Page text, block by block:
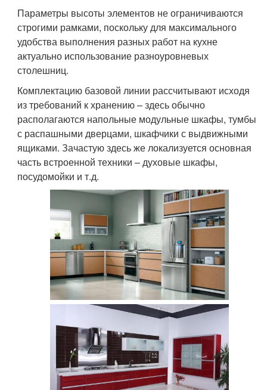
Параметры высоты элементов не ограничиваются
строгими рамками, поскольку для максимального
удобства выполнения разных работ на кухне
актуально использование разноуровневых
столешниц.
Комплектацию базовой линии рассчитывают исходя
из требований к хранению – здесь обычно
располагаются напольные модульные шкафы, тумбы
с распашными дверцами, шкафчики с выдвижными
ящиками. Зачастую здесь же локализуется основная
часть встроенной техники – духовые шкафы,
посудомойки и т.д.